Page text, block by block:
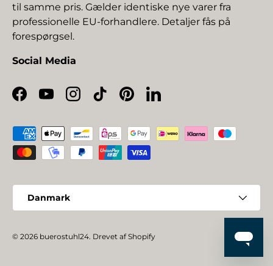
til samme pris. Gælder identiske nye varer fra
professionelle EU-forhandlere. Detaljer fås på
forespørgsel.
Social Media
Facebook
YouTubeInstagram
TikTokPinterestLinkedIn
Betalingsmetoder
Danmark
© 2026 buerostuhl24. Drevet af Shopify